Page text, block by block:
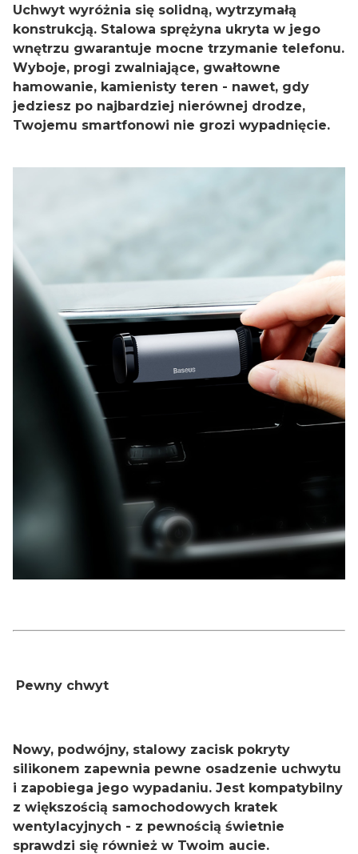
Uchwyt wyróżnia się solidną, wytrzymałą
konstrukcją. Stalowa sprężyna ukryta w jego
wnętrzu gwarantuje mocne trzymanie telefonu.
Wyboje, progi zwalniające, gwałtowne
hamowanie, kamienisty teren - nawet, gdy
jedziesz po najbardziej nierównej drodze,
Twojemu smartfonowi nie grozi wypadnięcie.
Pewny chwyt
Nowy, podwójny, stalowy zacisk pokryty
silikonem zapewnia pewne osadzenie uchwytu
i zapobiega jego wypadaniu. Jest kompatybilny
z większością samochodowych kratek
wentylacyjnych - z pewnością świetnie
sprawdzi się również w Twoim aucie.